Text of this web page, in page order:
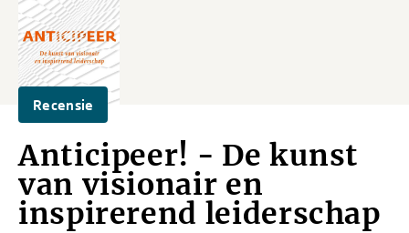
Recensie
Anticipeer! - De kunst
van visionair en
inspirerend leiderschap